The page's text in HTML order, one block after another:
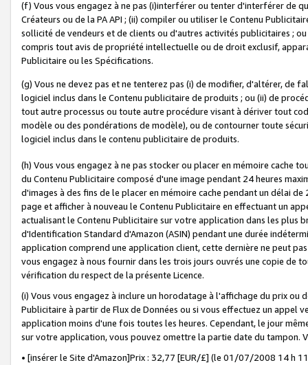
(f) Vous vous engagez à ne pas (i)interférer ou tenter d'interférer de
Créateurs ou de la PA API ; (ii) compiler ou utiliser le Contenu
sollicité de vendeurs et de clients ou d'autres activités publicitaires ;
compris tout avis de propriété intellectuelle ou de droit exclusif,
Publicitaire ou les Spécifications.
(g) Vous ne devez pas et ne tenterez pas (i) de modifier, d'altérer, de
logiciel inclus dans le Contenu publicitaire de produits ; ou (ii) de
tout autre processus ou toute autre procédure visant à dériver tout
modèle ou des pondérations de modèle), ou de contourner toute
logiciel inclus dans le contenu publicitaire de produits.
(h) Vous vous engagez à ne pas stocker ou placer en mémoire cache
du Contenu Publicitaire composé d'une image pendant 24 heures
d'images à des fins de le placer en mémoire cache pendant un délai
page et afficher à nouveau le Contenu Publicitaire en effectuant un
actualisant le Contenu Publicitaire sur votre application dans les plus
d'Identification Standard d'Amazon (ASIN) pendant une durée
application comprend une application client, cette dernière ne peut
vous engagez à nous fournir dans les trois jours ouvrés une copie de
vérification du respect de la présente Licence.
(i) Vous vous engagez à inclure un horodatage à l'affichage du prix
Publicitaire à partir de Flux de Données ou si vous effectuez un appel
application moins d'une fois toutes les heures. Cependant, le jour
sur votre application, vous pouvez omettre la partie date du tampon.
• [insérer le Site d'Amazon]Prix : 32,77 [EUR/£] (le 01/07/2008 14 h